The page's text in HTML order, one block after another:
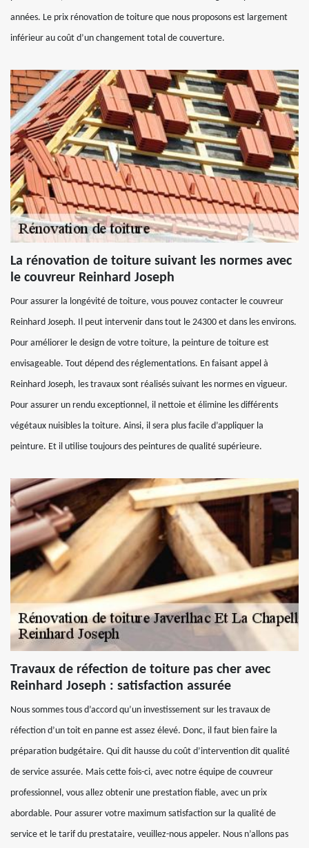
années. Le prix rénovation de toiture que nous proposons est largement
inférieur au coût d’un changement total de couverture.
La rénovation de toiture suivant les normes avec
le couvreur Reinhard Joseph
Pour assurer la longévité de toiture, vous pouvez contacter le couvreur
Reinhard Joseph. Il peut intervenir dans tout le 24300 et dans les environs.
Pour améliorer le design de votre toiture, la peinture de toiture est
envisageable. Tout dépend des réglementations. En faisant appel à
Reinhard Joseph, les travaux sont réalisés suivant les normes en vigueur.
Pour assurer un rendu exceptionnel, il nettoie et élimine les différents
végétaux nuisibles la toiture. Ainsi, il sera plus facile d’appliquer la
peinture. Et il utilise toujours des peintures de qualité supérieure.
Travaux de réfection de toiture pas cher avec
Reinhard Joseph : satisfaction assurée
Nous sommes tous d’accord qu’un investissement sur les travaux de
réfection d’un toit en panne est assez élevé. Donc, il faut bien faire la
préparation budgétaire. Qui dit hausse du coût d’intervention dit qualité
de service assurée. Mais cette fois-ci, avec notre équipe de couvreur
professionnel, vous allez obtenir une prestation fiable, avec un prix
abordable. Pour assurer votre maximum satisfaction sur la qualité de
service et le tarif du prestataire, veuillez-nous appeler. Nous n’allons pas